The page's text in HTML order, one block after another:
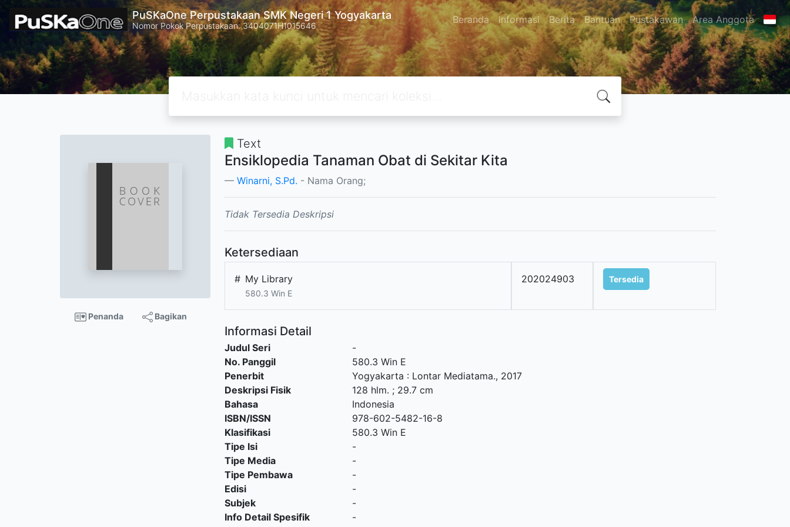
PuSKaOne Perpustakaan SMK Negeri 1 Yogyakarta
Nomor Pokok Perpustakaan: 3404071H1015646 Beranda Informasi Berita Bantuan Pustakawan Area Anggota
Penanda Bagikan
Text
Ensiklopedia Tanaman Obat di Sekitar Kita
Winarni, S.Pd. - Nama Orang;
Tidak Tersedia Deskripsi
Ketersediaan
# My Library
580.3 Win E
202024903 Tersedia
Informasi Detail
Judul Seri
-
No. Panggil
580.3 Win E
Penerbit
Yogyakarta : Lontar Mediatama., 2017
Deskripsi Fisik
128 hlm. ; 29.7 cm
Bahasa
Indonesia
ISBN/ISSN
978-602-5482-16-8
Klasifikasi
580.3 Win E
Tipe Isi
-
Tipe Media
-
Tipe Pembawa
-
Edisi
-
Subjek
-
Info Detail Spesifik
-